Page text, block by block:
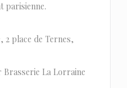
parisienne.
2 place de Ternes,
La Lorraine